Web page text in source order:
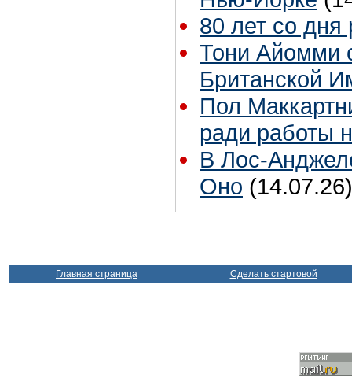
80 лет со
Тони Айомми
Британской
Пол
ради работы
В Лос-
Оно (14.07.26)
Главная страница Сделать стартовой